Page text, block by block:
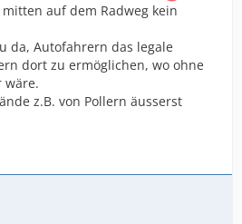
auf dem Radweg kein
da, Autofahrern das legale
dort zu ermöglichen, wo ohne
wäre.
z.B. von Pollern äusserst